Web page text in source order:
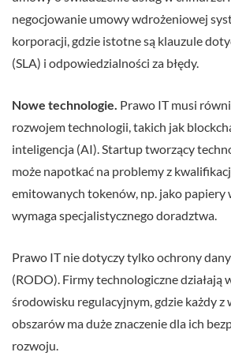
negocjowanie umowy wdrożeniowej
korporacji, gdzie istotne są klauzule
(SLA) i odpowiedzialności za błędy.
Nowe technologie. Prawo IT musi
rozwojem technologii, takich jak
inteligencja (AI). Startup tworzący
może napotkać na problemy z
emitowanych tokenów, np. jako papiery
wymaga specjalistycznego doradztwa.
Prawo IT nie dotyczy tylko ochrony
(RODO). Firmy technologiczne działają
środowisku regulacyjnym, gdzie każdy z
obszarów ma duże znaczenie dla ich
rozwoju.